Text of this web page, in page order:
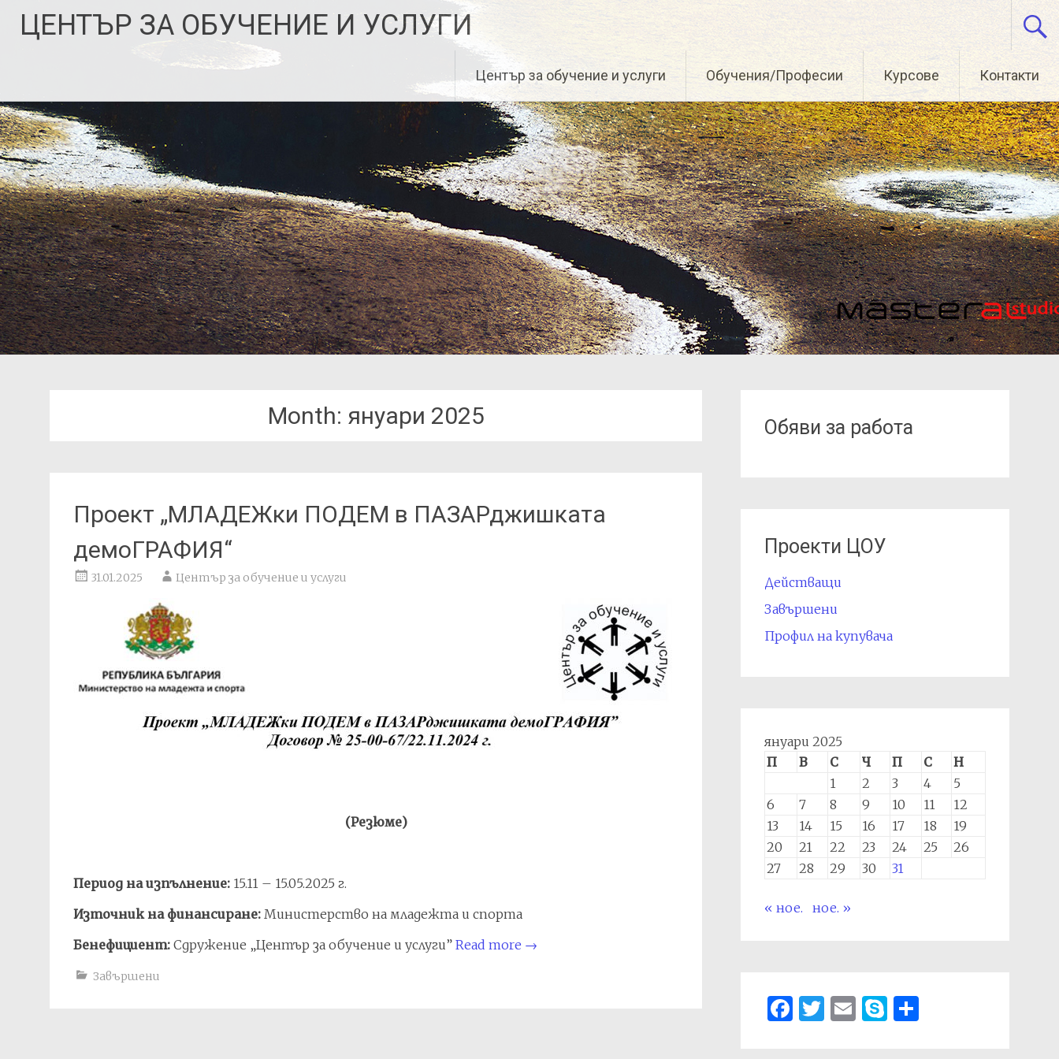
ЦЕНТЪР ЗА ОБУЧЕНИЕ И УСЛУГИ
Център за обучение и услуги Обучения/Професии Курсове Контакти
Month: януари 2025
Проект „МЛАДЕЖки ПОДЕМ в ПАЗАРджишката
демоГРАФИЯ“
31.01.2025 Център за обучение и услуги
(Резюме)
Период на изпълнение: 15.11 – 15.05.2025 г.
Източник на финансиране: Министерство на младежта и спорта
Бенефициент: Сдружение „Център за обучение и услуги” Read more →
Завършени
Обяви за работа
Проекти ЦОУ
Действащи
Завършени
Профил на купувача
януари 2025
П
В С Ч П С
Н
1
2 3 4
5
6
7 8 9 10 11
12
13
14 15 16 17 18
19
20
21 22 23 24 25
26
27
28 29 30 31
« ное. ное. »
Facebook
Twitter
Email
Skype
Share